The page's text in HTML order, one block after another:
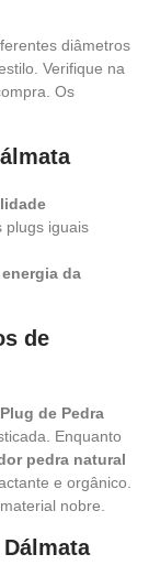
diâmetros
Verifique na
Os
iguais
energia da
de
Plug de Pedra
Enquanto
pedra natural
e orgânico.
nobre.